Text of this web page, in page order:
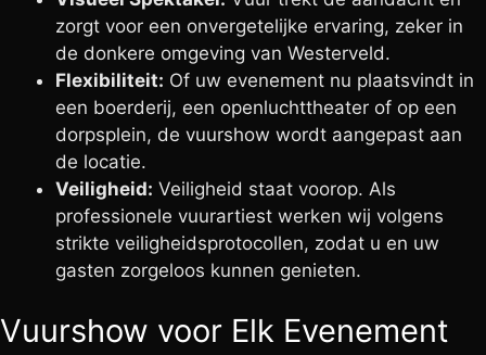
zorgt voor een onvergetelijke ervaring, zeker in
de donkere omgeving van Westerveld.
Flexibiliteit: Of uw evenement nu plaatsvindt in
een boerderij, een openluchttheater of op een
dorpsplein, de vuurshow wordt aangepast aan
de locatie.
Veiligheid: Veiligheid staat voorop. Als
professionele vuurartiest werken wij volgens
strikte veiligheidsprotocollen, zodat u en uw
gasten zorgeloos kunnen genieten.
Vuurshow voor Elk Evenement